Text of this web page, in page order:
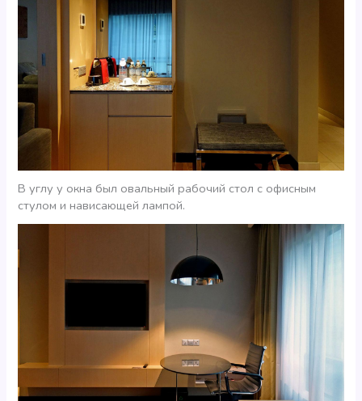
В углу у окна был овальный рабочий стол с офисным
стулом и нависающей лампой.